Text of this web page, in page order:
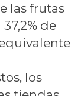
las frutas
de
los